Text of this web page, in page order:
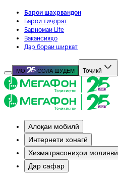
Барои шаҳрвандон
Барои тиҷорат
Барномаи Life
Вакансияҳо
Дар бораи ширкат
МО СОЛА ШУДЕМ Тоҷикӣ
Алоқаи мобилӣ
Интернети хонагӣ
Хизматрасониҳои молиявӣ
Дар сафар